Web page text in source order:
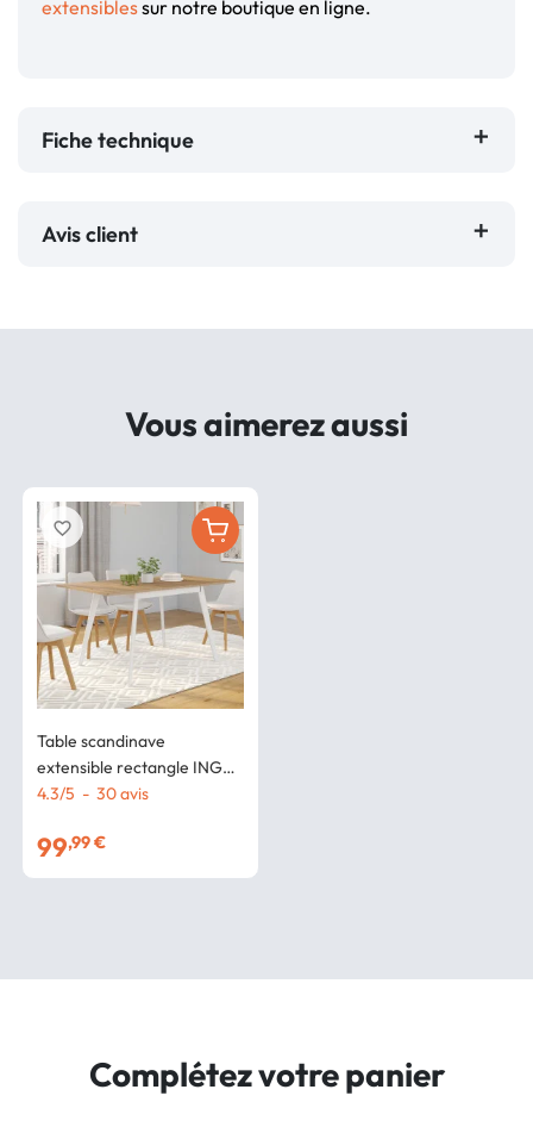
extensiblessur notre boutique en ligne.
Fiche technique
Avis client
Vous aimerez aussi
Table scandinave
extensible rectangle INGA
4-8 personnes plateau bois
4.3/5 - 30avis
99,99 €
favorite_border
Complétez votre panier